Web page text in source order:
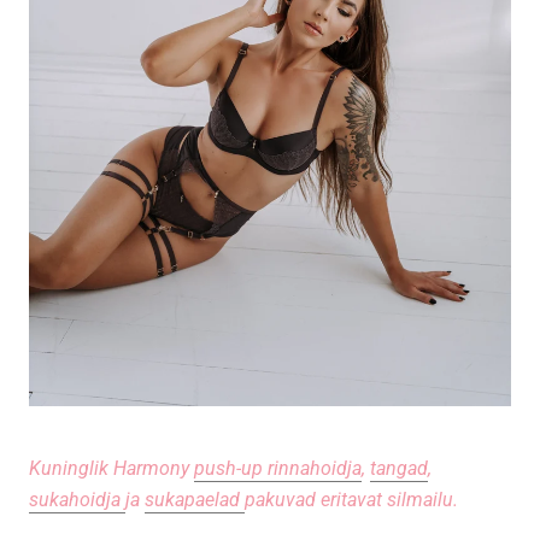
Kuninglik Harmonypush-up rinnahoidja, tangad,
sukahoidja ja sukapaelad pakuvad eritavat silmailu.